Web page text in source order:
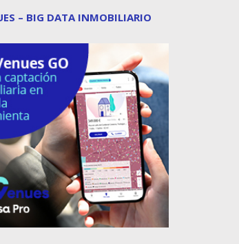
– BIG DATA INMOBILIARIO